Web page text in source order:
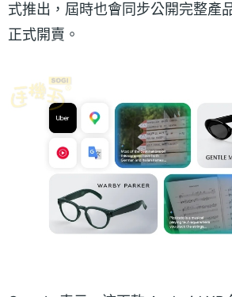
式推出，屆時也會同步公開完整產
正式開賣。